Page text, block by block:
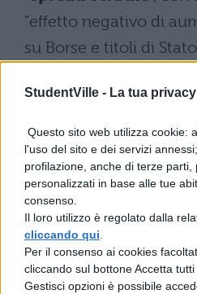
StudentVille - La tua
Questo sito web utilizza cookie:
l'uso del sito e dei servizi
profilazione, anche di terze
personalizzati in base alle tue
consenso.
Il loro utilizzo è regolato dalla
cliccando qui
Per il consenso ai cookies
cliccando sul bottone Accetta
Gestisci opzioni è possibile
“effetto negativo di
su Borse e titoli di
esponenti della
in tema di politica
TI POTREBBE
NEWS